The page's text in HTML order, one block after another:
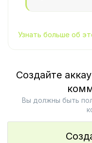
Узнать больше об
Создайте
Вы должны быть